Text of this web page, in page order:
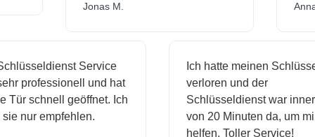
Jonas M.
Service
professionell und hat
schnell geöffnet. Ich
nur empfehlen.
Ich hatte meinen Schlüssel
verloren und der
Schlüsseldienst war
von 20 Minuten da, um mir
helfen. Toller Service!